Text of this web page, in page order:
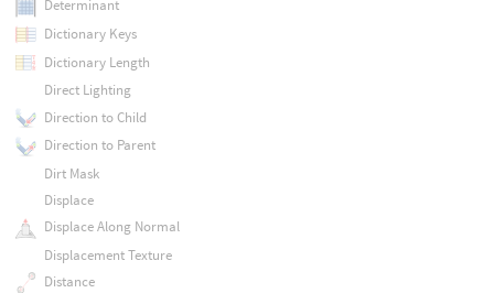
Determinant
Dictionary Keys
Dictionary Length
Direct Lighting
Direction to Child
Direction to Parent
Dirt Mask
Displace
Displace Along Normal
Displacement Texture
Distance